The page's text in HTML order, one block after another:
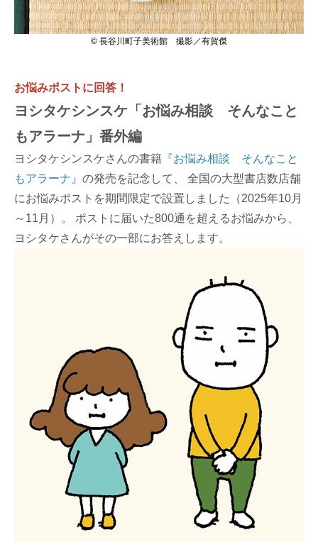
© 長谷川町子美術館 撮影／有賀傑
お悩みポストに回答！
ヨシタケシンスケ「お悩み相談 そんなこと
もアラーナ」番外編
ヨシタケシンスケさんの書籍 『お悩み相談 そんなこと
もアラーナ』 の発売を記念して、 全国の大型書店数店舗
にお悩みポストを期間限定で設置しました（2025年10月
～11月）。 ポストに届いた800通を超えるお悩みから、
ヨシタケさんがその一部にお答えします。